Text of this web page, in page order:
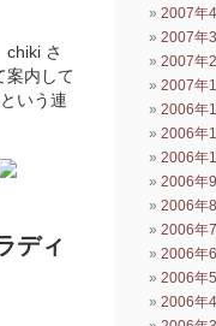
chiki さ
案内して
いう連
ディ
2007年
2007年
2007年
2007年
2006年
2006年
2006年
2006年
2006年
2006年
2006年
2006年
2006年